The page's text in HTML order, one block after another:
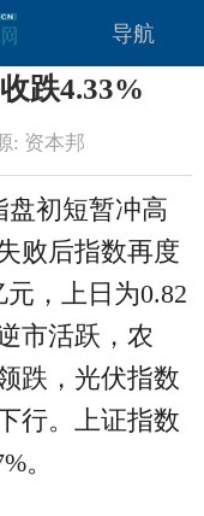
导航
跌4.33%
: 资本邦
盘初短暂冲高
败后指数再度
，上日为0.82
市活跃，农
跌，光伏指数
行。上证指数
。